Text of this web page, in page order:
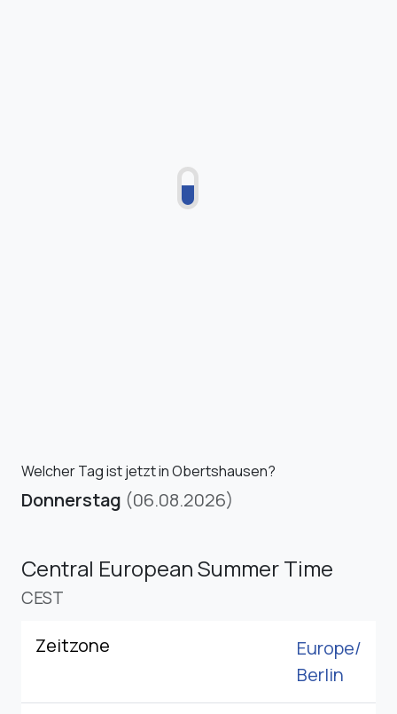
Welcher Tag ist jetzt in Obertshausen?
Donnerstag (06.08.2026)
Central European Summer Time
CEST
Zeitzone
Europe/
Berlin